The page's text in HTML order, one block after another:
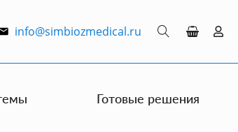
info@simbiozmedical.ru
Готовые решения